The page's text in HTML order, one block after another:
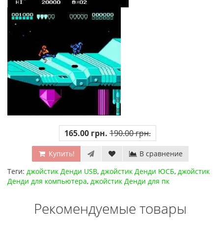
165.00 грн. 190.00 грн.
Купить!
В сравнение
Теги: джойстик Денди USB, джойстик Денди ЮСБ, джойстик
Денди для компьютера, джойстик Денди для пк
Рекомендуемые товары